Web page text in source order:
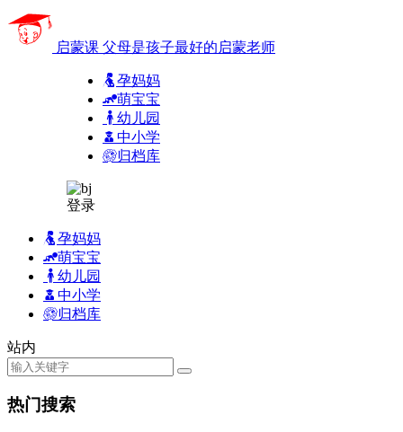
启蒙课 父母是孩子最好的启蒙老师
孕妈妈
萌宝宝
幼儿园
中小学
归档库
登录
孕妈妈
萌宝宝
幼儿园
中小学
归档库
站内
热门搜索